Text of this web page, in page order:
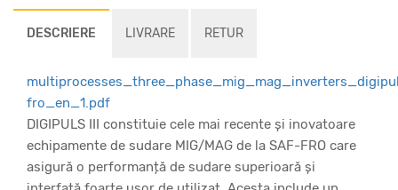
DESCRIERE LIVRARE RETUR
fro_en_1.pdf
DIGIPULS III constituie cele mai recente și inovatoare
echipamente de sudare MIG/MAG de la SAF-FRO care
asigură o performanță de sudare superioară și